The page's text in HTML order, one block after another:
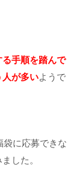
る手順を踏んで
人が多いようで
袋に応募できな
した。